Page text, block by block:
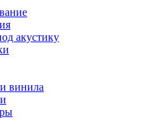
акустику
винила